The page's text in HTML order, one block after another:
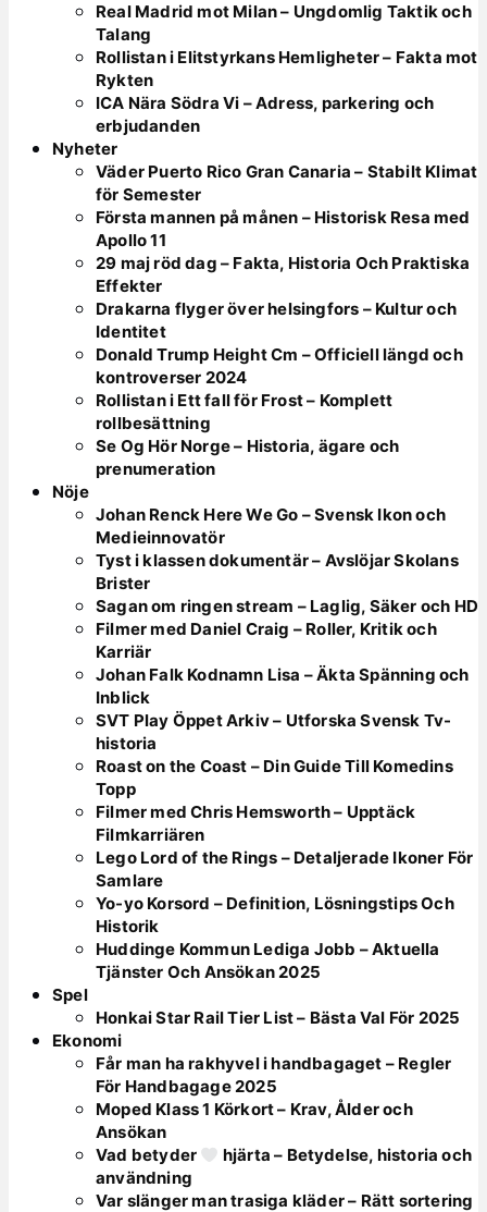
Real Madrid mot Milan – Ungdomlig Taktik och
Talang
Rollistan i Elitstyrkans Hemligheter – Fakta mot
Rykten
ICA Nära Södra Vi – Adress, parkering och
erbjudanden
Nyheter
Väder Puerto Rico Gran Canaria – Stabilt Klimat
för Semester
Första mannen på månen – Historisk Resa med
Apollo 11
29 maj röd dag – Fakta, Historia Och Praktiska
Effekter
Drakarna flyger över helsingfors – Kultur och
Identitet
Donald Trump Height Cm – Officiell längd och
kontroverser 2024
Rollistan i Ett fall för Frost – Komplett
rollbesättning
Se Og Hör Norge – Historia, ägare och
prenumeration
Nöje
Johan Renck Here We Go – Svensk Ikon och
Medieinnovatör
Tyst i klassen dokumentär – Avslöjar Skolans
Brister
Sagan om ringen stream – Laglig, Säker och HD
Filmer med Daniel Craig – Roller, Kritik och
Karriär
Johan Falk Kodnamn Lisa – Äkta Spänning och
Inblick
SVT Play Öppet Arkiv – Utforska Svensk Tv-
historia
Roast on the Coast – Din Guide Till Komedins
Topp
Filmer med Chris Hemsworth – Upptäck
Filmkarriären
Lego Lord of the Rings – Detaljerade Ikoner För
Samlare
Yo-yo Korsord – Definition, Lösningstips Och
Historik
Huddinge Kommun Lediga Jobb – Aktuella
Tjänster Och Ansökan 2025
Spel
Honkai Star Rail Tier List – Bästa Val För 2025
Ekonomi
Får man ha rakhyvel i handbagaget – Regler
För Handbagage 2025
Moped Klass 1 Körkort – Krav, Ålder och
Ansökan
Vad betyder
hjärta – Betydelse, historia och
användning
Var slänger man trasiga kläder – Rätt sortering